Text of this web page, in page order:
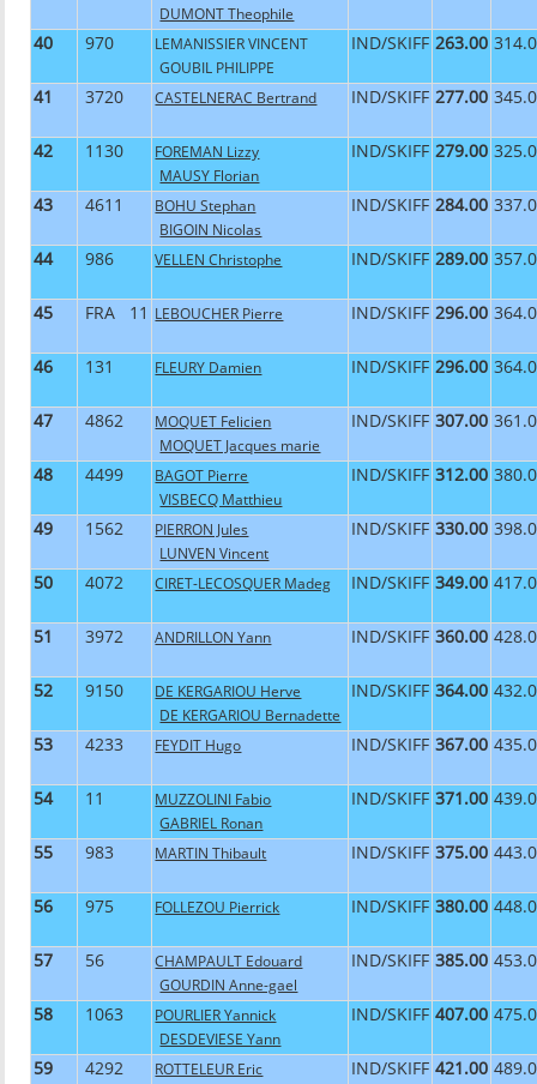
DUMONT Theophile
40 970
LEMANISSIER VINCENT
GOUBIL PHILIPPE
IND/SKIFF 263.00
41 3720 CASTELNERAC Bertrand IND/SKIFF 277.00
42 1130
FOREMAN Lizzy
MAUSY Florian
IND/SKIFF 279.00
43 4611
BOHU Stephan
BIGOIN Nicolas
IND/SKIFF 284.00
44 986 VELLEN Christophe IND/SKIFF 289.00
45 FRA 11 LEBOUCHER Pierre IND/SKIFF 296.00
46 131 FLEURY Damien IND/SKIFF 296.00
47 4862
MOQUET Felicien
MOQUET Jacques marie
IND/SKIFF 307.00
48 4499
BAGOT Pierre
VISBECQ Matthieu
IND/SKIFF 312.00
49 1562
PIERRON Jules
LUNVEN Vincent
IND/SKIFF 330.00
50 4072 CIRET-LECOSQUER Madeg IND/SKIFF 349.00
51 3972 ANDRILLON Yann IND/SKIFF 360.00
52 9150
DE KERGARIOU Herve
DE KERGARIOU Bernadette
IND/SKIFF 364.00
53 4233 FEYDIT Hugo IND/SKIFF 367.00
54 11
MUZZOLINI Fabio
GABRIEL Ronan
IND/SKIFF 371.00
55 983 MARTIN Thibault IND/SKIFF 375.00
56 975 FOLLEZOU Pierrick IND/SKIFF 380.00
57 56
CHAMPAULT Edouard
GOURDIN Anne-gael
IND/SKIFF 385.00
58 1063
POURLIER Yannick
DESDEVIESE Yann
IND/SKIFF 407.00
59 4292 ROTTELEUR Eric IND/SKIFF 421.00